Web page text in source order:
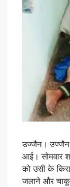
उज्जैन। उज्जैन
आई। साेमवार
को उसी के
जलाने और चाकू